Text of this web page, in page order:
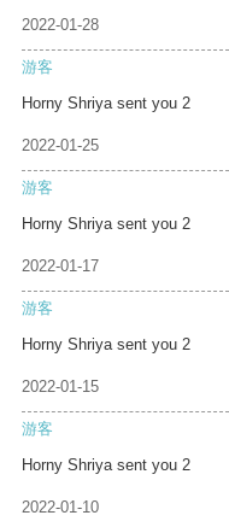
2022-01-28
游客
Horny Shriya sent you 2
2022-01-25
游客
Horny Shriya sent you 2
2022-01-17
游客
Horny Shriya sent you 2
2022-01-15
游客
Horny Shriya sent you 2
2022-01-10